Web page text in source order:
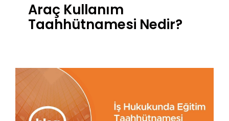
Araç Kullanım
Taahhütnamesi Nedir?